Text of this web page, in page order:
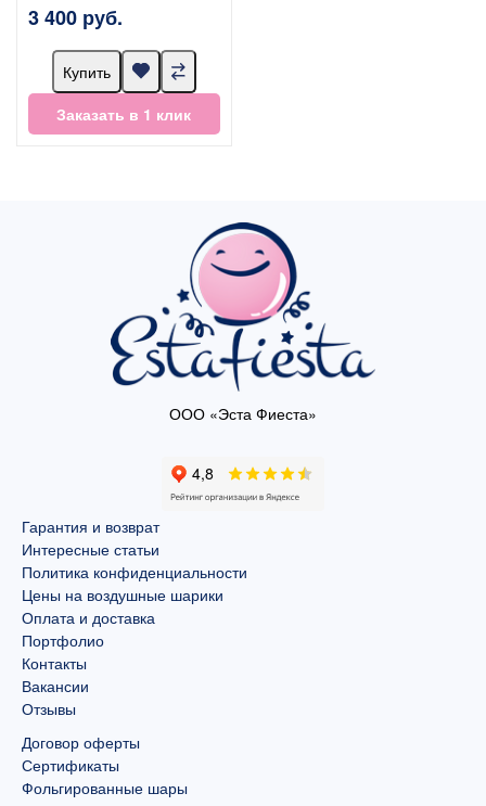
3 400 руб.
Купить
Заказать в 1 клик
ООО «Эста Фиеста»
Гарантия и возврат
Интересные статьи
Политика конфиденциальности
Цены на воздушные шарики
Оплата и доставка
Портфолио
Контакты
Вакансии
Отзывы
Договор оферты
Сертификаты
Фольгированные шары